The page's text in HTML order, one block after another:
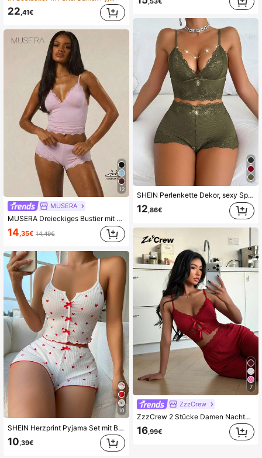
22 ,41€
12
MUSERA
MUSERA Dreieckiges Bustier mit Spitzenbesatz, verstellbare Träger, Cami-Top und figurbetonierte Boxer-Shorts Multipack Set, Herbst Winter Unterwäsche, gemütlich für Alltag und Lounge, Sommerurlaub, Frühling Sommer Urlaub
14,35€ 14,49€
10
SHEIN Herzprint Pyjama Set mit Ballonausschnitt und Rüschentrim, weiße Ausführung
10 ,39€
SHEIN Perlenkette Dekor, sexy Spitzen-Camisole und Shorts Pyjama Set
12,86€
7
ZzzCrew
ZzzCrew 2 Stücke Damen Nachtwäsche Set, lässiges Spitzen Trägerhemd und Hose, Schleifendekor, Sommer Pyjama Set
16 ,99€